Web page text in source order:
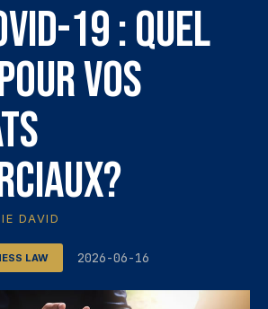
19 : Quel
vos
DAVID
LAW 2026-06-16